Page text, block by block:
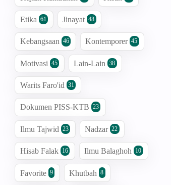
Etika 61 Jinayat 48
Kebangsaan 46 Kontemporer 45
Motivasi 45 Lain-Lain 38
Warits Faro'id 31
Dokumen PISS-KTB 23
Ilmu Tajwid 23 Nadzar 22
Hisab Falak 16 Ilmu Balaghoh 10
Favorite 9 Khutbah 8